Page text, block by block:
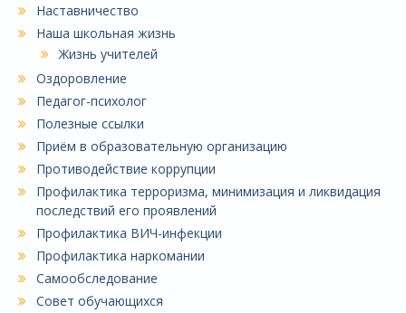
Наставничество
Наша школьная жизнь
Жизнь учителей
Оздоровление
Педагог-психолог
Полезные ссылки
Приём в образовательную организацию
Противодействие коррупции
Профилактика терроризма, минимизация и ликвидация
последствий его проявлений
Профилактика ВИЧ-инфекции
Профилактика наркомании
Самообследование
Совет обучающихся